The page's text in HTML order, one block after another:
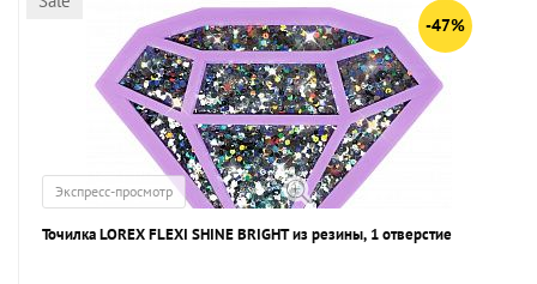
-47%
Экспресс-просмотр
Точилка LOREX FLEXI SHINE BRIGHT из резины, 1 отверстие